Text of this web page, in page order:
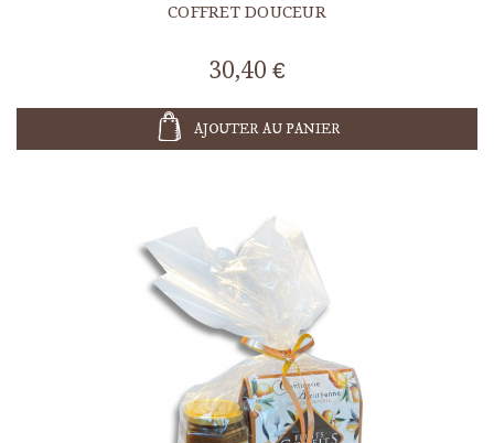
COFFRET DOUCEUR
30,40 €
AJOUTER AU PANIER